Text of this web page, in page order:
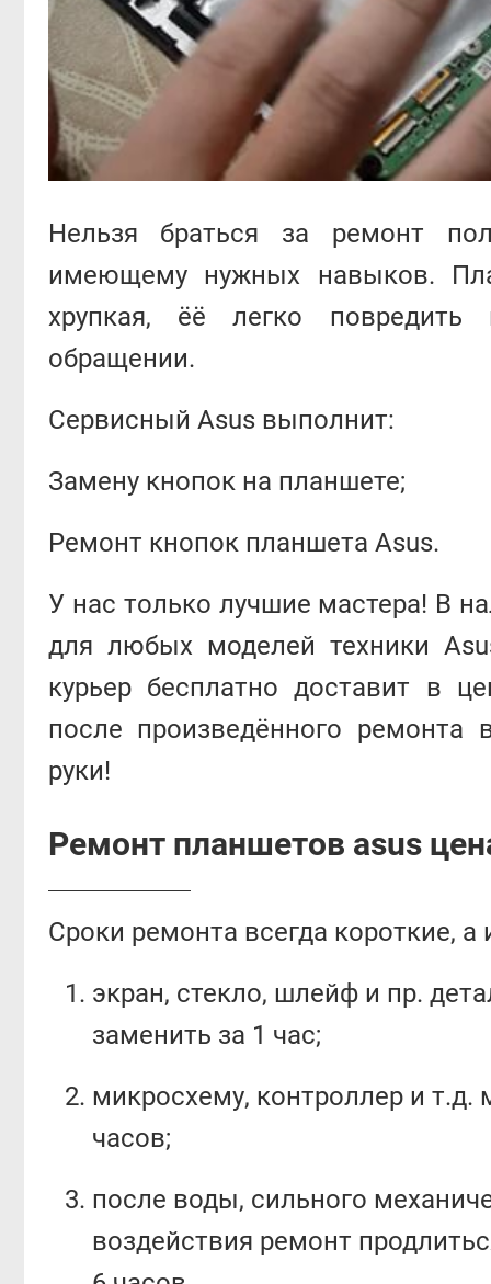
Нельзя браться за ремонт
имеющему нужных навыков.
хрупкая, ёё легко повредить
обращении.
Сервисный Asus выполнит:
Замену кнопок на планшете;
Ремонт кнопок планшета Asus.
У нас только лучшие мастера! В
для любых моделей техники
курьер бесплатно доставит в
после произведённого ремонта
руки!
Ремонт планшетов asus
Сроки ремонта всегда короткие, а
экран, стекло, шлейф и пр.
заменить за 1 час;
микросхему, контроллер и т.д.
часов;
после воды, сильного
воздействия ремонт